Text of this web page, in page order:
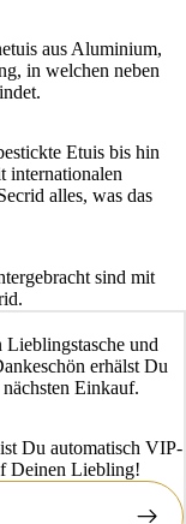
aus Aluminium,
in welchen neben
Etuis bis hin
internationalen
alles, was das
sind mit
und
erhälst Du
Einkauf.
Du automatisch VIP-
Deinen Liebling!